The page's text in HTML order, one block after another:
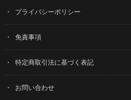
プライバシーポリシー
免責事項
特定商取引法に基づく表記
お問い合わせ